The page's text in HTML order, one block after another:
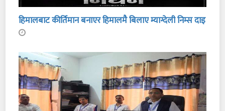
हिमालबाट कीर्तिमान बनाएर हिमालमै बिलाए म्याग्देली निम्स दाइ